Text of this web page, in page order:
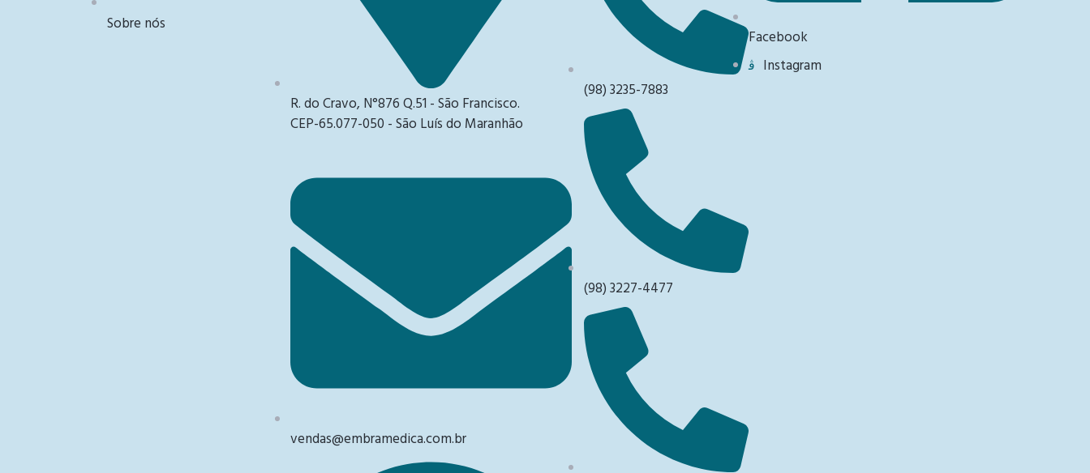
Sobre nós
R. do Cravo, N°876 Q.51 - São Francisco.
CEP-65.077-050 - São Luís do Maranhão
vendas@embramedica.com.br
(98) 3235-7883
(98) 3227-4477
Facebook
Instagram